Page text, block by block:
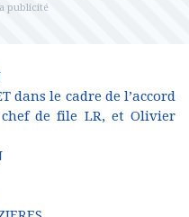
dans le cadre de l’accord
chef de file LR, et Olivier